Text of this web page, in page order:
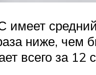
имеет
ниже, чем
всего за 12